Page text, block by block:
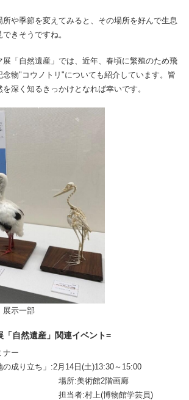
や季節を変えてみると、その場所を好んで生息
きそうですね。
「自然遺産」では、近年、春頃に繁殖のため飛
物"コウノトリ"についても紹介しています。皆
深く知るきっかけとなれば幸いです。
展示一部
自然遺産」関連イベント=
ナー
成り立ち」:2 月 14 日(土)13:30～ 15:00
術館2階画廊
:村上(博物館学芸員)